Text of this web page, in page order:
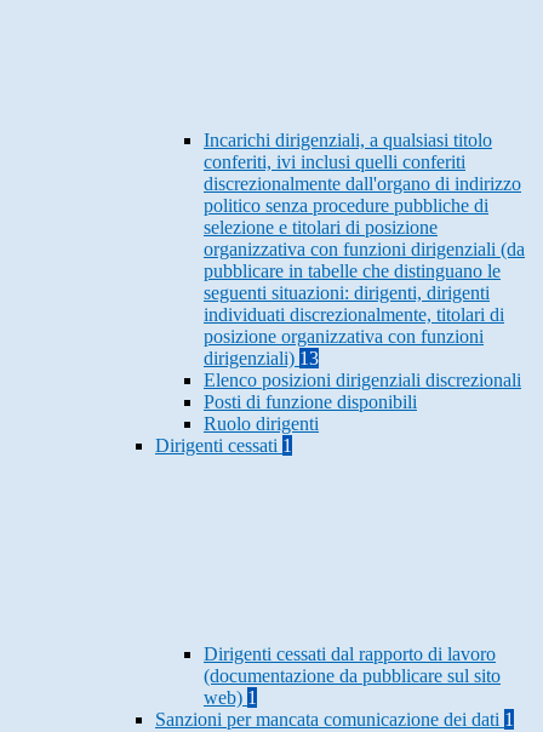
Incarichi dirigenziali, a qualsiasi titolo
conferiti, ivi inclusi quelli conferiti
discrezionalmente dall'organo di indirizzo
politico senza procedure pubbliche di
selezione e titolari di posizione
organizzativa con funzioni dirigenziali (da
pubblicare in tabelle che distinguano le
seguenti situazioni: dirigenti, dirigenti
individuati discrezionalmente, titolari di
posizione organizzativa con funzioni
dirigenziali) 13
Elenco posizioni dirigenziali discrezionali
Posti di funzione disponibili
Ruolo dirigenti
Dirigenti cessati 1
Dirigenti cessati dal rapporto di lavoro
(documentazione da pubblicare sul sito
web) 1
Sanzioni per mancata comunicazione dei dati 1